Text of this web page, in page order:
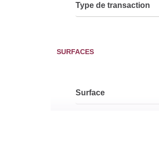
Type de transaction
SURFACES
Surface